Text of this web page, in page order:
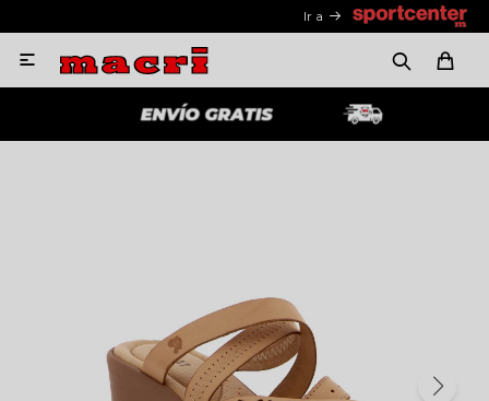
Ir a
